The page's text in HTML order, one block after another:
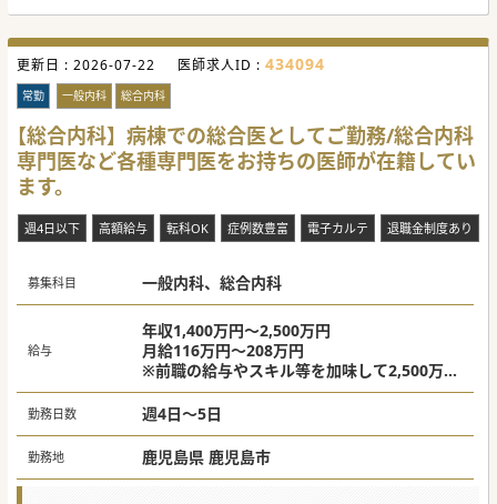
更新日 : 2026-07-22 医師求人ID : 434094
常勤 一般内科 総合内科
【総合内科】病棟での総合医としてご勤務/総合内科
専門医など各種専門医をお持ちの医師が在籍してい
ます。
週4日以下 高額給与 転科OK 症例数豊富 電子カルテ 退職金制度あり
募集科目 一般内科、総合内科
給与
年収1,400万円～2,500万円
月給116万円～208万円
※前職の給与やスキル等を加味して2,500万円
以上の提示も可能
勤務日数 週4日～5日
勤務地 鹿児島県 鹿児島市